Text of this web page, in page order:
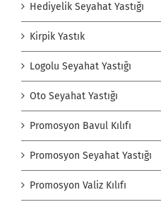
Hediyelik Seyahat Yastığı
Kirpik Yastık
Logolu Seyahat Yastığı
Oto Seyahat Yastığı
Promosyon Bavul Kılıfı
Promosyon Seyahat Yastığı
Promosyon Valiz Kılıfı